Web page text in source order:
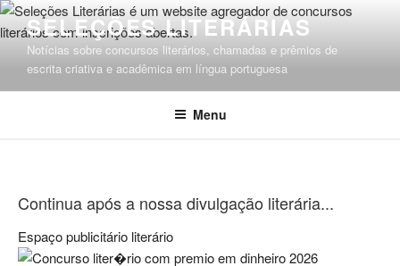
Pular
para
conteúdo
SELEÇÕES LITERÁRIAS
Notícias sobre concursos literários, chamadas e prêmios de
escrita criativa e acadêmica em língua portuguesa
Menu
Continua após a nossa divulgação literária...
Espaço publicitário literário